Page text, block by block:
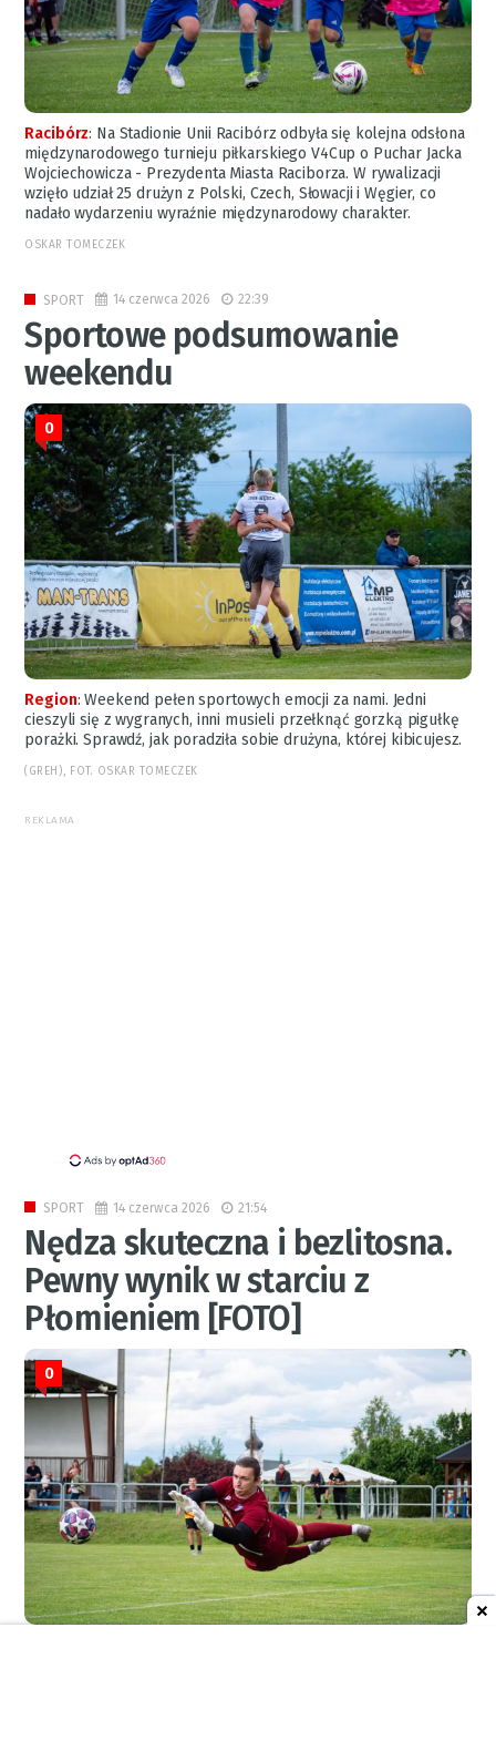
Racibórz: Na Stadionie Unii Racibórz odbyła się kolejna odsłona
międzynarodowego turnieju piłkarskiego V4Cup o Puchar Jacka
Wojciechowicza - Prezydenta Miasta Raciborza. W rywalizacji
wzięło udział 25 drużyn z Polski, Czech, Słowacji i Węgier, co
nadało wydarzeniu wyraźnie międzynarodowy charakter.
OSKAR TOMECZEK
SPORT 14 czerwca 2026 22:39
Sportowe podsumowanie
weekendu
0
Region:Weekend pełen sportowych emocji za nami. Jedni
cieszyli się z wygranych, inni musieli przełknąć gorzką pigułkę
porażki. Sprawdź, jak poradziła sobie drużyna, której kibicujesz.
(GREH), FOT. OSKAR TOMECZEK
REKLAMA
SPORT 14 czerwca 2026 21:54
Nędza skuteczna i bezlitosna.
Pewny wynik w starciu z
Płomieniem [FOTO]
0